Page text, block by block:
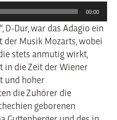
00:00
D-Dur, war das Adagio ein
der Musik Mozarts, wobei
stets anmutig wirkt,
die Zeit der Wiener
und hoher
die Zuhörer die
geborenen